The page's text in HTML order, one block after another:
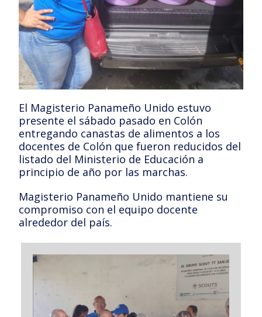
El Magisterio Panameño Unido estuvo
presente el sábado pasado en Colón
entregando canastas de alimentos a los
docentes de Colón que fueron reducidos del
listado del Ministerio de Educación a
principio de año por las marchas.
Magisterio Panameño Unido mantiene su
compromiso con el equipo docente
alrededor del país.